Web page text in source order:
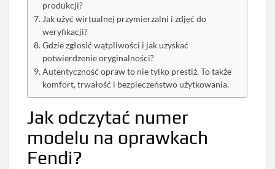
produkcji?
Jak użyć wirtualnej przymierzalni i zdjęć do
weryfikacji?
Gdzie zgłosić wątpliwości i jak uzyskać
potwierdzenie oryginalności?
Autentyczność opraw to nie tylko prestiż. To także
komfort, trwałość i bezpieczeństwo użytkowania.
Jak odczytać numer
modelu na oprawkach
Fendi?